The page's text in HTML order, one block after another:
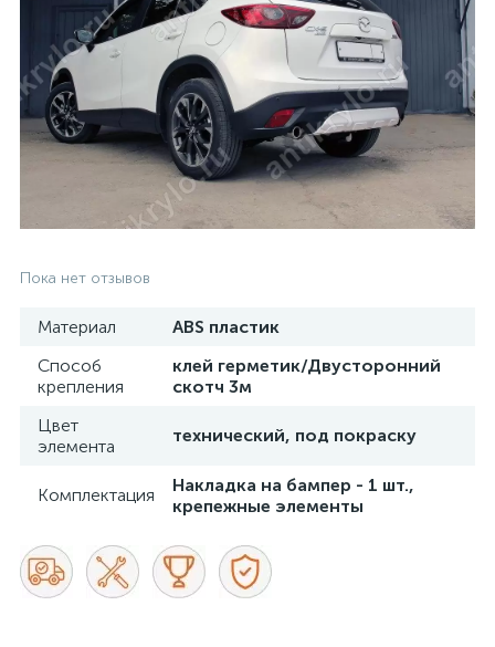
Пока нет отзывов
Материал
ABS пластик
Способ
крепления
клей герметик/Двусторонний
скотч 3м
Цвет
элемента
технический, под покраску
Комплектация
Накладка на бампер - 1 шт.,
крепежные элементы